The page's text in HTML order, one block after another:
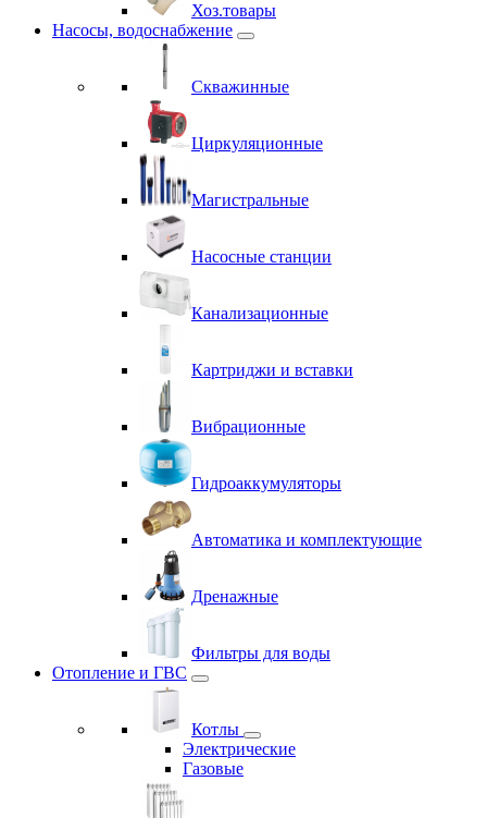
Хоз.товары
Насосы, водоснабжение
Скважинные
Циркуляционные
Магистральные
Насосные станции
Канализационные
Картриджи и вставки
Вибрационные
Гидроаккумуляторы
Автоматика и комплектующие
Дренажные
Фильтры для воды
Отопление и ГВС
Котлы
Электрические
Газовые